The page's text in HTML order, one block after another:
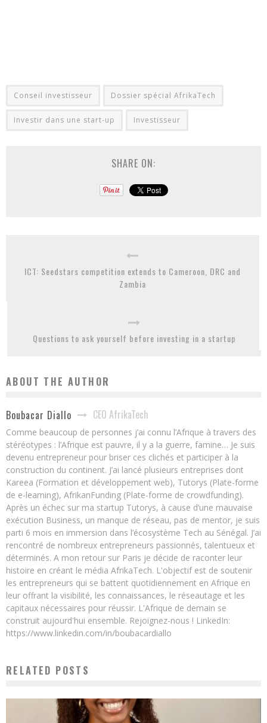
Conseil investisseur Dossier spécial AfrikaTech
Investir dans une start-up Investisseur
SHARE ON:
ICT: Seedstars competition extends to Cameroon, DRC and
Zambia
Questions to ask yourself before investing in a startup
ABOUT THE AUTHOR
Boubacar Diallo CEO AfrikaTech
Comme beaucoup de personnes j’ai connu l’Afrique à travers des
stéréotypes : l’Afrique est pauvre, il y a la guerre, famine… Je suis
devenu entrepreneur pour briser ces clichés et participer à la
construction du continent. J’ai lancé plusieurs entreprises dont
Kareea (Formation et développement web), Tutorys (Plate-forme
de e-learning), AfrikanFunding (Plate-forme de crowdfunding).
Après un échec sur ma startup Tutorys, à cause d’une mauvaise
exécution Business, un manque de réseau, pas de mentor, je suis
parti 6 mois en immersion dans l’écosystème Tech au Sénégal. J’ai
rencontré de nombreux entrepreneurs passionnés, talentueux et
déterminés. A mon retour sur Paris je décide de raconter leur
histoire en créant le média AfrikaTech. L'objectif est de soutenir
les entrepreneurs qui se battent quotidiennement en Afrique en
leur offrant la visibilité, les connaissances, le réseautage et les
capitaux nécessaires pour réussir. L'Afrique de demain se
construit aujourd'hui ensemble. Rejoignez-nous ! LinkedIn:
https://www.linkedin.com/in/boubacardiallo
RELATED POSTS